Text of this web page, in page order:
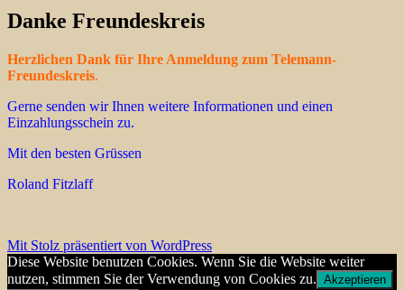
Danke Freundeskreis
Herzlichen Dank für Ihre Anmeldung zum Telemann-
Freundeskreis.
Gerne senden wir Ihnen weitere Informationen und einen
Einzahlungsschein zu.
Mit den besten Grüssen
Roland Fitzlaff
Mit Stolz präsentiert von WordPress
Diese Website benutzen Cookies. Wenn Sie die Website weiter
nutzen, stimmen Sie der Verwendung von Cookies zu. Akzeptieren